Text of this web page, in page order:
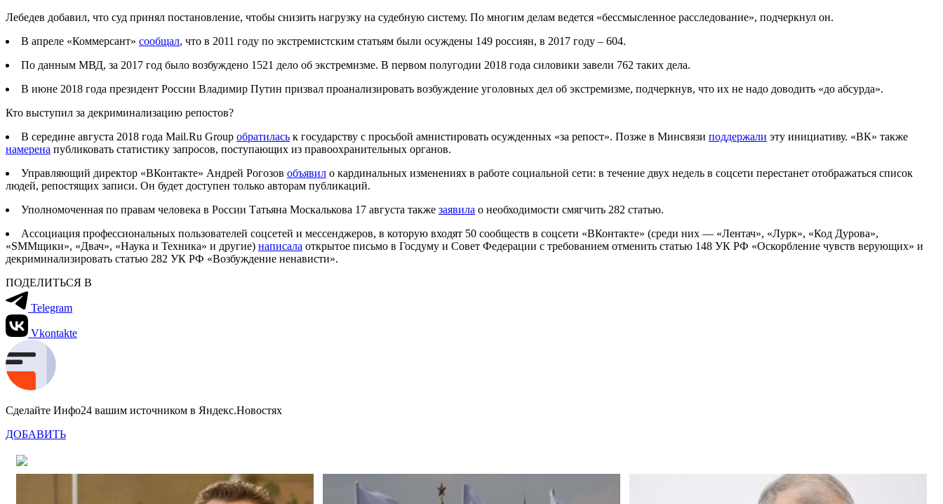
Лебедев добавил, что суд принял постановление, чтобы снизить нагрузку на судебную систему. По многим делам ведется «бессмысленное расследование», подчеркнул он.
В апреле «Коммерсант» сообщал, что в 2011 году по экстремистским статьям были осуждены 149 россиян, в 2017 году – 604.
По данным МВД, за 2017 год было возбуждено 1521 дело об экстремизме. В первом полугодии 2018 года силовики завели 762 таких дела.
В июне 2018 года президент России Владимир Путин призвал проанализировать возбуждение уголовных дел об экстремизме, подчеркнув, что их не надо доводить «до абсурда».
Кто выступил за декриминализацию репостов?
В середине августа 2018 года Mail.Ru Group обратилась к государству с просьбой амнистировать осужденных «за репост». Позже в Минсвязи поддержали эту инициативу. «ВК» также
намерена публиковать статистику запросов, поступающих из правоохранительных органов.
Управляющий директор «ВКонтакте» Андрей Рогозов объявил о кардинальных изменениях в работе социальной сети: в течение двух недель в соцсети перестанет отображаться список
людей, репостящих записи. Он будет доступен только авторам публикаций.
Уполномоченная по правам человека в России Татьяна Москалькова 17 августа также заявила о необходимости смягчить 282 статью.
Ассоциация профессиональных пользователей соцсетей и мессенджеров, в которую входят 50 сообществ в соцсети «ВКонтакте» (среди них — «Лентач», «Лурк», «Код Дурова»,
«SMMщики», «Двач», «Наука и Техника» и другие) написала открытое письмо в Госдуму и Совет Федерации с требованием отменить статью 148 УК РФ «Оскорбление чувств верующих» и
декриминализировать статью 282 УК РФ «Возбуждение ненависти».
ПОДЕЛИТЬСЯ В
Telegram
Vkontakte
Сделайте Инфо24 вашим источником в Яндекс.Новостях
ДОБАВИТЬ